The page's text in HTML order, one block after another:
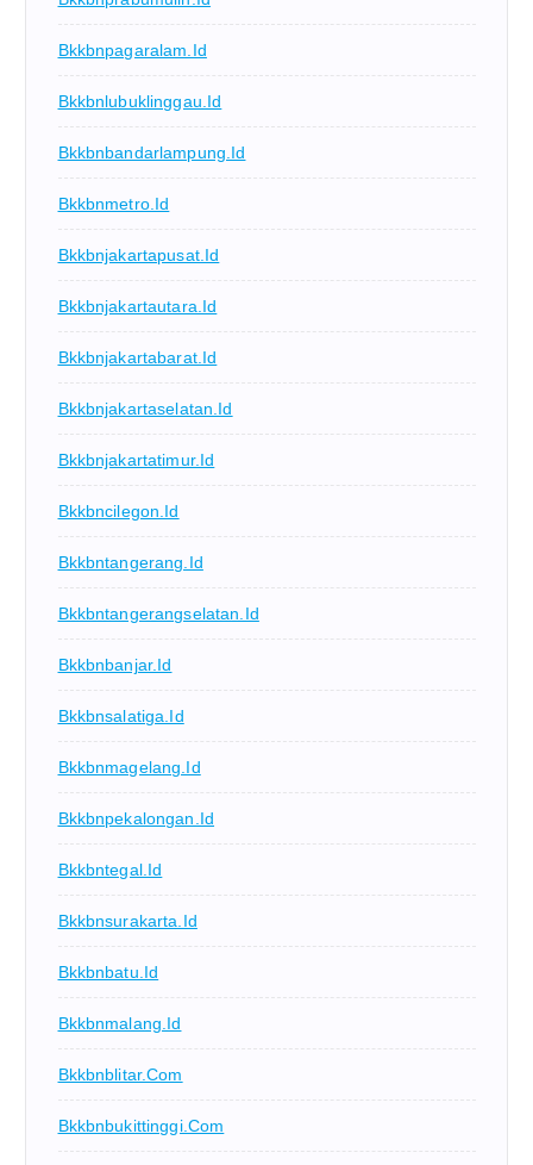
Bkkbnpagaralam.id
Bkkbnlubuklinggau.id
Bkkbnbandarlampung.id
Bkkbnmetro.id
Bkkbnjakartapusat.id
Bkkbnjakartautara.id
Bkkbnjakartabarat.id
Bkkbnjakartaselatan.id
Bkkbnjakartatimur.id
Bkkbncilegon.id
Bkkbntangerang.id
Bkkbntangerangselatan.id
Bkkbnbanjar.id
Bkkbnsalatiga.id
Bkkbnmagelang.id
Bkkbnpekalongan.id
Bkkbntegal.id
Bkkbnsurakarta.id
Bkkbnbatu.id
Bkkbnmalang.id
Bkkbnblitar.com
Bkkbnbukittinggi.com